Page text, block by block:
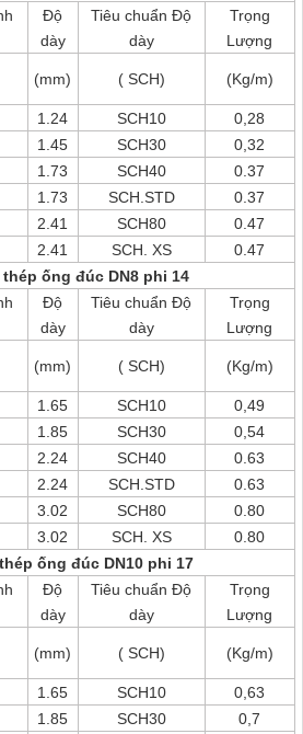
Độ
dày
Tiêu chuẩn Độ
dày
Trọng
Lượng
(mm) ( SCH) (Kg/m)
1.24 SCH10
0,28
1.45 SCH30
0,32
1.73 SCH40
0.37
1.73 SCH.STD
0.37
2.41 SCH80
0.47
2.41 SCH. XS
0.47
ống đúc DN8 phi 14
Độ
dày
Tiêu chuẩn Độ
dày
Trọng
Lượng
(mm) ( SCH) (Kg/m)
1.65 SCH10
0,49
1.85 SCH30
0,54
2.24 SCH40
0.63
2.24 SCH.STD
0.63
3.02 SCH80
0.80
3.02 SCH. XS
0.80
ống đúc DN10 phi 17
Độ
dày
Tiêu chuẩn Độ
dày
Trọng
Lượng
(mm) ( SCH) (Kg/m)
1.65 SCH10
0,63
1.85 SCH30
0,7